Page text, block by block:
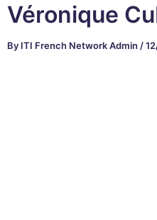
Véronique
By ITI French Network Admin /